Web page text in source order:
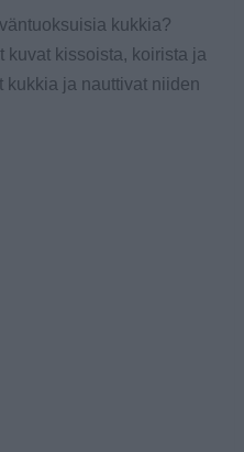
kukkia?
kuvat kissoista, koirista ja
ja nauttivat niiden